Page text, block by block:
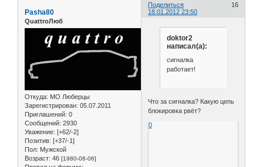
Поделиться
16
18.01.2012 23:50
Pasha80
QuattroЛюб
Откуда: МО Люберцы
Зарегистрирован: 05.07.2011
Приглашений: 0
Сообщений: 2930
Уважение: [+62/-2]
Позитив: [+37/-1]
Пол: Мужской
Возраст: 46 [1980-08-06]
doktor2
написал(а):
сигналка
работает!
Что за сигналка? Какую цепь
блокировка рвёт?
0